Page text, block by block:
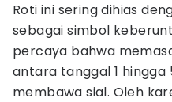
Roti ini sering dihias
sebagai simbol
percaya bahwa
antara tanggal 1 hingga
membawa sial. Oleh